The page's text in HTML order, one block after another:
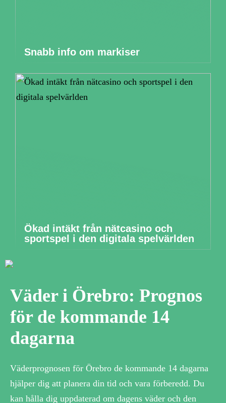
Snabb info om markiser
Ökad intäkt från nätcasino och
sportspel i den digitala spelvärlden
Väder i Örebro: Prognos
för de kommande 14
dagarna
Väderprognosen för Örebro de kommande 14 dagarna
hjälper dig att planera din tid och vara förberedd. Du
kan hålla dig uppdaterad om dagens väder och den